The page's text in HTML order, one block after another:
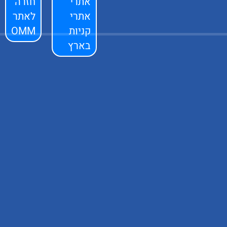
אתרי
קניות
בארץ
לאתר
OMM